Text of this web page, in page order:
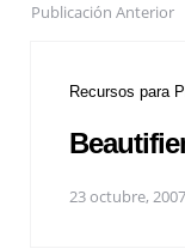
Publicación Anterior
Recursos para
23 octubre, 2007